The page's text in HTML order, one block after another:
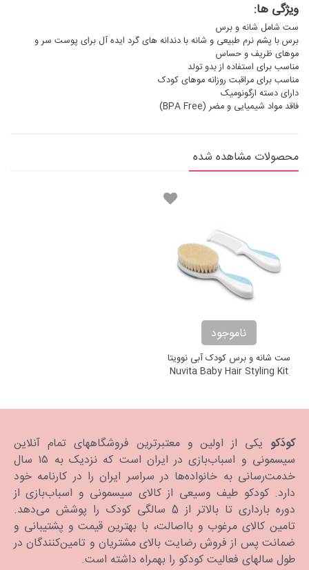
ویژگی ها:
ست شامل شانه و برس
برس با پشم نرم طبیعی و شانه با دندانه های گرد ایده آل برای پوست سر و
موهای ظریف و حساس
مناسب برای استفاده از بدو تولد
مناسب برای مراقبت روزانه موهای کودک
دارای دسته ارگونومیک
فاقد مواد شیمیایی و مضر (BPA Free)
محصولات مشاهده شده
ناموجود
ست شانه و برس کودک آبی نوویتا
Nuvita Baby Hair Styling Kit
کودَکو یکی از اولین و معتبرترین فروشگاههای تمام آنلاین
سیسمونی و اسباب‌بازی در ایران است که نزدیک به ۱۵ سال
خدمت‌رسانی به خانواده‌ها در سراسر ایران را در کارنامه خود
دارد. كودكو طیف وسیعی از کالای سیسمونی و اسباب‌بازی از
دوره بارداری تا بالاتر از 5 سالگی کودک را پوشش می‌دهد.
تامین کالای مرغوب و بااصالت، با بهترین قیمت و پشتیبانی و
ضمانت پس از فروش رضایت بالای مشتریان و تامین‌کنندگان در
طول سالهای فعالیت کودکو را بهمراه داشته است.